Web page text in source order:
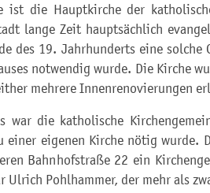
ist die Hauptkirche der
lange Zeit hauptsächlich
des 19. Jahrhunderts eine solche
notwendig wurde. Die Kirche
mehrere Innenrenovierungen
war die katholische
einer eigenen Kirche nötig wurde.
Bahnhofstraße 22 ein
Pohlhammer, der mehr als